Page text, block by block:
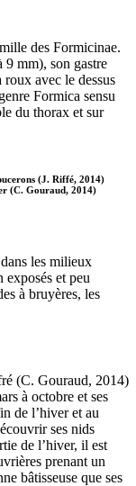
des Formicinae.
9 mm), son gastre
avec le dessus
Formica sensu
du thorax et sur
(J. Riffé, 2014)
(C. Gouraud, 2014)
les milieux
exposés et peu
à bruyères, les
à octobre et ses
de l’hiver et au
ses nids
de l’hiver, il est
prenant un
bâtisseuse que ses